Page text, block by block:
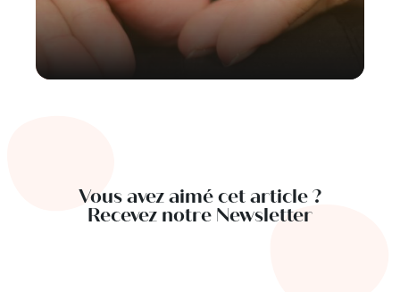
Vous avez aimé cet article ?
Recevez notre Newsletter